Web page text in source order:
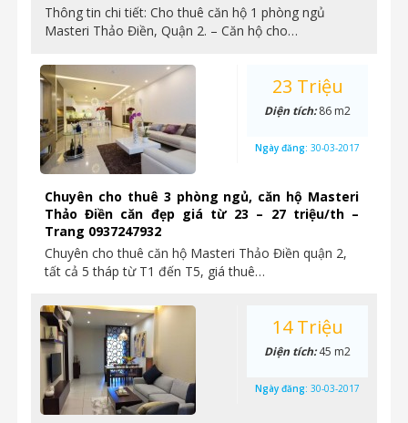
Thông tin chi tiết: Cho thuê căn hộ 1 phòng ngủ
Masteri Thảo Điền, Quận 2. – Căn hộ cho…
Chuyên cho thuê 3 phòng ngủ, căn hộ Masteri
Thảo Điền căn đẹp giá từ 23 – 27 triệu/th –
Trang 0937247932
Chuyên cho thuê căn hộ Masteri Thảo Điền quận 2,
tất cả 5 tháp từ T1 đến T5, giá thuê…
23 Triệu
Diện tích:86 m2
Ngày đăng: 30-03-2017
14 Triệu
Diện tích:45 m2
Ngày đăng: 30-03-2017